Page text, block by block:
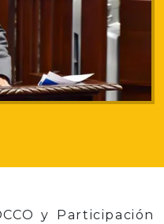
y Participación